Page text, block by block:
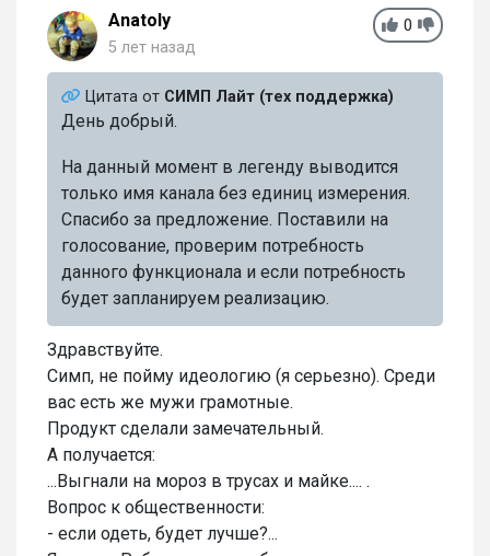
0
Anatoly
5 лет назад
Цитата от СИМП Лайт (тех поддержка)
День добрый.
На данный момент в легенду выводится
только имя канала без единиц измерения.
Спасибо за предложение. Поставили на
голосование, проверим потребность
данного функционала и если потребность
будет запланируем реализацию.
Здравствуйте.
Симп, не пойму идеологию (я серьезно). Среди
вас есть же мужи грамотные.
Продукт сделали замечательный.
А получается:
...Выгнали на мороз в трусах и майке.... .
Вопрос к общественности:
- если одеть, будет лучше?...